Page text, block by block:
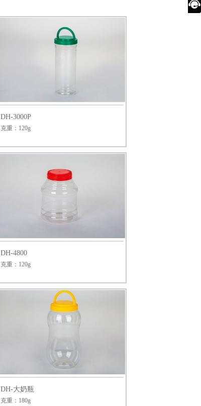
DH-3000P
克重：120g
DH-4800
克重：120g
DH-大奶瓶
克重：180g